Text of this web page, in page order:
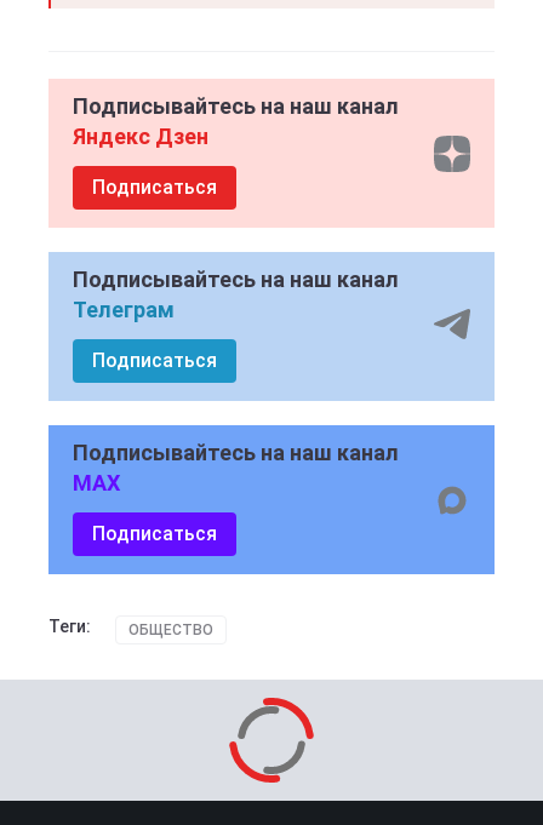
Подписывайтесь на наш канал
Яндекс Дзен
Подписаться
Подписывайтесь на наш канал
Телеграм
Подписаться
Подписывайтесь на наш канал
MAX
Подписаться
Теги: ОБЩЕСТВО